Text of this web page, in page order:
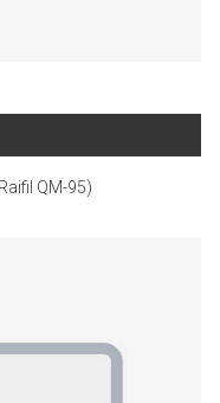
QM-95)